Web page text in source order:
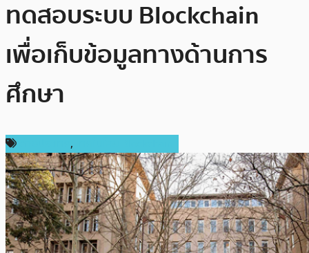
ทดสอบระบบ Blockchain
เพื่อเก็บข้อมูลทางด้านการ
ศึกษา
,